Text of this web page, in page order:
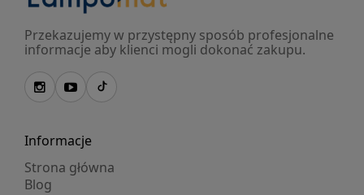
Przekazujemy w przystępny sposób profesjonalne
informacje aby klienci mogli dokonać zakupu.
Informacje
Strona główna
Blog